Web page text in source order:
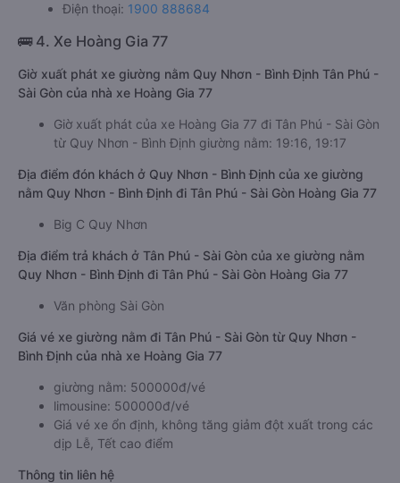
Điện thoại: 1900 888684
🚌 4. Xe Hoàng Gia 77
Giờ xuất phát xe giường nằm Quy Nhơn - Bình Định Tân Phú -
Sài Gòn của nhà xe Hoàng Gia 77
Giờ xuất phát của xe Hoàng Gia 77 đi Tân Phú - Sài Gòn
từ Quy Nhơn - Bình Định giường nằm: 19:16, 19:17
Địa điểm đón khách ở Quy Nhơn - Bình Định của xe giường
nằm Quy Nhơn - Bình Định đi Tân Phú - Sài Gòn Hoàng Gia 77
Big C Quy Nhơn
Địa điểm trả khách ở Tân Phú - Sài Gòn của xe giường nằm
Quy Nhơn - Bình Định đi Tân Phú - Sài Gòn Hoàng Gia 77
Văn phòng Sài Gòn
Giá vé xe giường nằm đi Tân Phú - Sài Gòn từ Quy Nhơn -
Bình Định của nhà xe Hoàng Gia 77
giường nằm: 500000đ/vé
limousine: 500000đ/vé
Giá vé xe ổn định, không tăng giảm đột xuất trong các
dịp Lễ, Tết cao điểm
Thông tin liên hệ